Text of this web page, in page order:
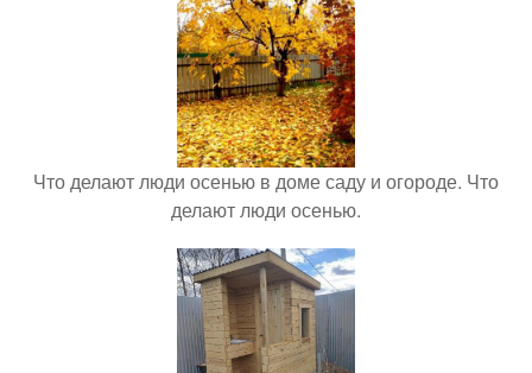
Что делают люди осенью в доме саду и огороде. Что
делают люди осенью.